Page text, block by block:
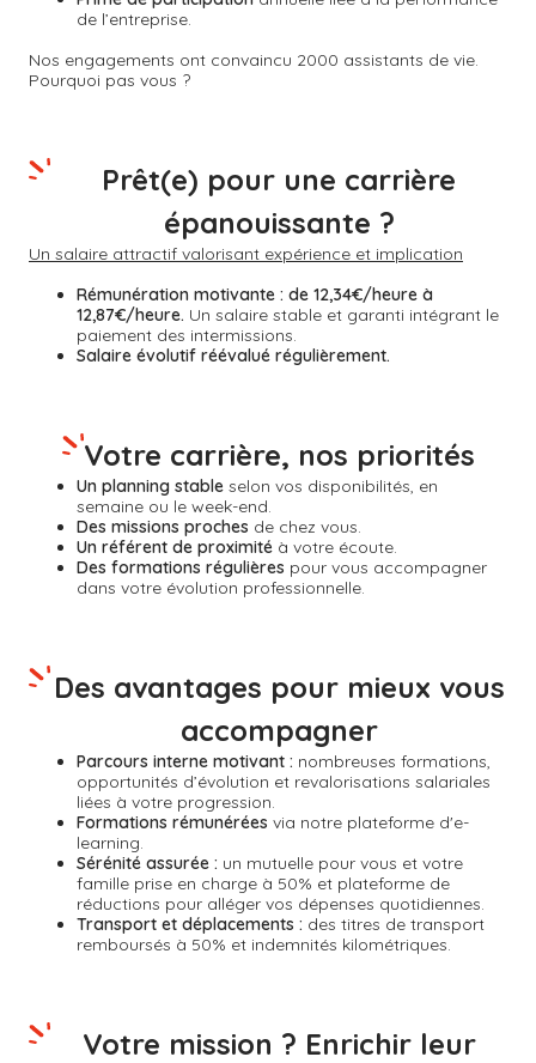
de l’entreprise.
Nos engagements ont convaincu 2000 assistants de vie.
Pourquoi pas vous ?
Un salaire attractif valorisant expérience et implication
Rémunération motivante : de 12,34€/heure à
12,87€/heure. Un salaire stable et garanti intégrant le
paiement des intermissions.
Salaire évolutif réévalué régulièrement.
Prêt(e) pour une carrière
épanouissante ?
Un planning stable selon vos disponibilités, en
semaine ou le week-end.
Des missions proches de chez vous.
Un référent de proximité à votre écoute.
Des formations régulières pour vous accompagner
dans votre évolution professionnelle.
Votre carrière, nos priorités
Parcours interne motivant : nombreuses formations,
opportunités d’évolution et revalorisations salariales
liées à votre progression.
Formations rémunérées via notre plateforme d'e-
learning.
Sérénité assurée : un mutuelle pour vous et votre
famille prise en charge à 50% et plateforme de
réductions pour alléger vos dépenses quotidiennes.
Transport et déplacements : des titres de transport
remboursés à 50% et indemnités kilométriques.
Des avantages pour mieux vous
accompagner
Votre mission ? Enrichir leur